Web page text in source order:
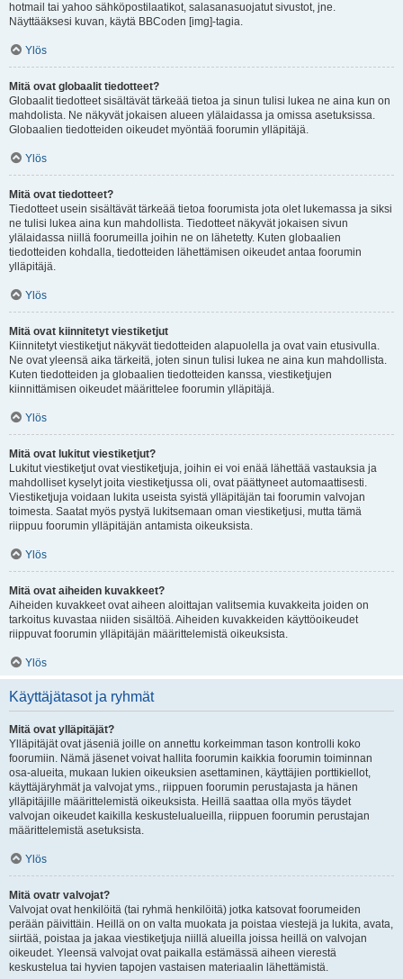
hotmail tai yahoo sähköpostilaatikot, salasanasuojatut sivustot, jne.
Näyttääksesi kuvan, käytä BBCoden [img]-tagia.
Ylös
Mitä ovat globaalit tiedotteet?
Globaalit tiedotteet sisältävät tärkeää tietoa ja sinun tulisi lukea ne aina kun on
mahdolista. Ne näkyvät jokaisen alueen ylälaidassa ja omissa asetuksissa.
Globaalien tiedotteiden oikeudet myöntää foorumin ylläpitäjä.
Ylös
Mitä ovat tiedotteet?
Tiedotteet usein sisältävät tärkeää tietoa foorumista jota olet lukemassa ja siksi
ne tulisi lukea aina kun mahdollista. Tiedotteet näkyvät jokaisen sivun
ylälaidassa niillä foorumeilla joihin ne on lähetetty. Kuten globaalien
tiedotteiden kohdalla, tiedotteiden lähettämisen oikeudet antaa foorumin
ylläpitäjä.
Ylös
Mitä ovat kiinnitetyt viestiketjut
Kiinnitetyt viestiketjut näkyvät tiedotteiden alapuolella ja ovat vain etusivulla.
Ne ovat yleensä aika tärkeitä, joten sinun tulisi lukea ne aina kun mahdollista.
Kuten tiedotteiden ja globaalien tiedotteiden kanssa, viestiketjujen
kiinnittämisen oikeudet määrittelee foorumin ylläpitäjä.
Ylös
Mitä ovat lukitut viestiketjut?
Lukitut viestiketjut ovat viestiketjuja, joihin ei voi enää lähettää vastauksia ja
mahdolliset kyselyt joita viestiketjussa oli, ovat päättyneet automaattisesti.
Viestiketjuja voidaan lukita useista syistä ylläpitäjän tai foorumin valvojan
toimesta. Saatat myös pystyä lukitsemaan oman viestiketjusi, mutta tämä
riippuu foorumin ylläpitäjän antamista oikeuksista.
Ylös
Mitä ovat aiheiden kuvakkeet?
Aiheiden kuvakkeet ovat aiheen aloittajan valitsemia kuvakkeita joiden on
tarkoitus kuvastaa niiden sisältöä. Aiheiden kuvakkeiden käyttöoikeudet
riippuvat foorumin ylläpitäjän määrittelemistä oikeuksista.
Ylös
Käyttäjätasot ja ryhmät
Mitä ovat ylläpitäjät?
Ylläpitäjät ovat jäseniä joille on annettu korkeimman tason kontrolli koko
foorumiin. Nämä jäsenet voivat hallita foorumin kaikkia foorumin toiminnan
osa-alueita, mukaan lukien oikeuksien asettaminen, käyttäjien porttikiellot,
käyttäjäryhmät ja valvojat yms., riippuen foorumin perustajasta ja hänen
ylläpitäjille määrittelemistä oikeuksista. Heillä saattaa olla myös täydet
valvojan oikeudet kaikilla keskustelualueilla, riippuen foorumin perustajan
määrittelemistä asetuksista.
Ylös
Mitä ovatr valvojat?
Valvojat ovat henkilöitä (tai ryhmä henkilöitä) jotka katsovat foorumeiden
perään päivittäin. Heillä on on valta muokata ja poistaa viestejä ja lukita, avata,
siirtää, poistaa ja jakaa viestiketjuja niillä alueilla joissa heillä on valvojan
oikeudet. Yleensä valvojat ovat paikalla estämässä aiheen vierestä
keskustelua tai hyvien tapojen vastaisen materiaalin lähettämistä.